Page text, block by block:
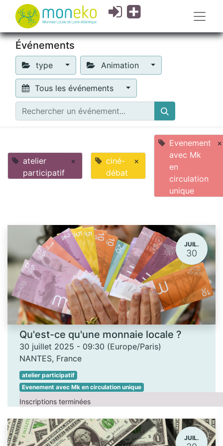
Événements
type Animation
Tous les événements
atelier
participatif
×
ciné-
débat
×
Evenement
avec Mk
en
circulation
unique
×
JUIL.
30
Qu'est-ce qu'une monnaie locale ?
30 juillet 2025 - 09:30 (Europe/Paris)
NANTES, France
atelier participatif
Evenement avec Mk en circulation unique
Inscriptions terminées
JUIL.